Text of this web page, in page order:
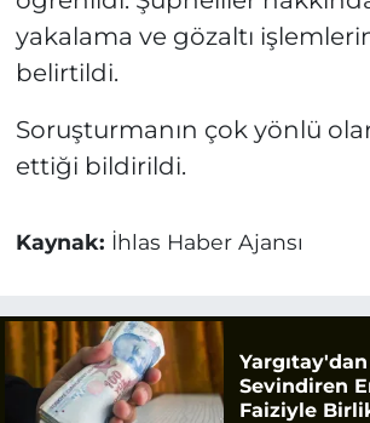
yakalama ve gözaltı
belirtildi.
Soruşturmanın çok yönlü
ettiği bildirildi.
Kaynak: İhlas Haber Ajansı
Sevindiren
Faiziyle